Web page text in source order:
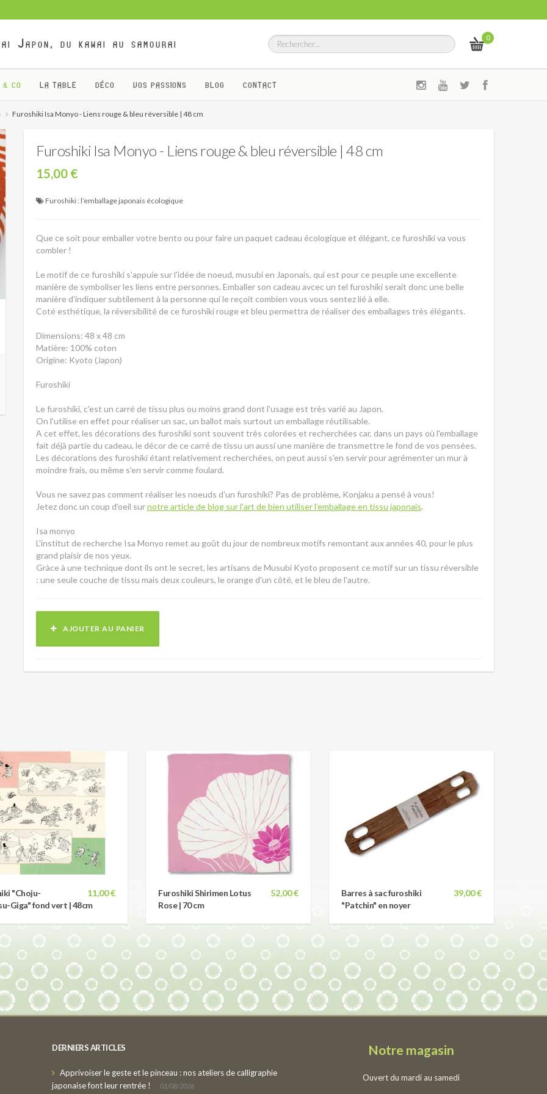
Japon, du kawai au samourai 0
& CO LA TABLE DÉCO VOS PASSIONS BLOG CONTACT
Furoshiki Isa Monyo - Liens rouge & bleu réversible | 48 cm
Furoshiki Isa Monyo - Liens rouge & bleu réversible | 48 cm
15,00 €
Furoshiki : l’emballage japonais écologique
Que ce soit pour emballer votre bento ou pour faire un paquet cadeau écologique et élégant, ce furoshiki va vous
combler !
Le motif de ce furoshiki s'appuie sur l'idée de noeud, musubi en Japonais, qui est pour ce peuple une excellente
manière de symboliser les liens entre personnes. Emballer son cadeau avcec un tel furoshiki serait donc une belle
manière d'indiquer subtilement à la personne qui le reçoit combien vous vous sentez lié à elle.
Coté esthétique, la réversibilité de ce furoshiki rouge et bleu permettra de réaliser des emballages très élégants.
Dimensions: 48 x 48 cm
Matière: 100% coton
Origine: Kyoto (Japon)
Furoshiki
Le furoshiki, c'est un carré de tissu plus ou moins grand dont l'usage est très varié au Japon.
On l'utilise en effet pour réaliser un sac, un ballot mais surtout un emballage réutilisable.
A cet effet, les décorations des furoshiki sont souvent très colorées et recherchées car, dans un pays où l'emballage
fait déjà partie du cadeau, le décor de ce carré de tissu un aussi une manière de transmettre le fond de vos pensées.
Les décorations des furoshiki étant relativement recherchées, on peut aussi s'en servir pour agrémenter un mur à
moindre frais, ou même s'en servir comme foulard.
Vous ne savez pas comment réaliser les noeuds d'un furoshiki? Pas de problème, Konjaku a pensé à vous!
Jetez donc un coup d'oeil surnotre article de blog sur l'art de bien utiliser l’emballage en tissu japonais.
Isa monyo
L'institut de recherche Isa Monyo remet au goût du jour de nombreux motifs remontant aux années 40, pour le plus
grand plaisir de nos yeux.
Gràce à une technique dont ils ont le secret, les artisans de Musubi Kyoto proposent ce motif sur un tissu réversible
: une seule couche de tissu mais deux couleurs, le orange d'un côté, et le bleu de l'autre.
AJOUTER AU PANIER
11,00 €
"Choju-
Giga" fond vert | 48cm
52,00 €
Furoshiki Shirimen Lotus
Rose | 70 cm
39,00 €
Barres à sac furoshiki
"Patchin" en noyer
DERNIERS ARTICLES
Apprivoiser le geste et le pinceau : nos ateliers de calligraphie
japonaise font leur rentrée !
01/08/2026
Notre magasin
Ouvert du mardi au samedi